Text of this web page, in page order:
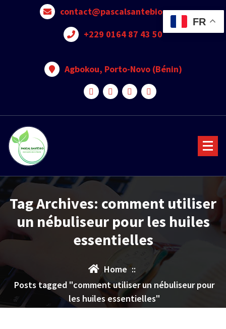
contact@pascalsantebio.com
+229 0164 87 43 50
Agbokou, Porto-Novo (Bénin)
Tag Archives: comment utiliser
un nébuliseur pour les huiles
essentielles
Home ::
Posts tagged "comment utiliser un nébuliseur pour
les huiles essentielles"
FR